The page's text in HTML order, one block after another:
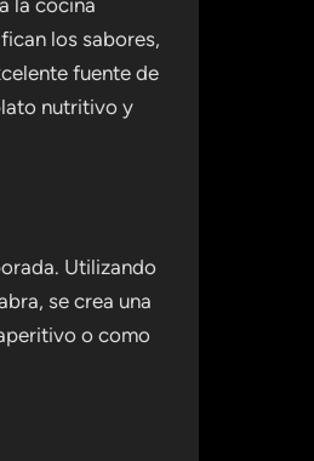
los sabores,
fuente de
nutritivo y
Utilizando
se crea una
o como